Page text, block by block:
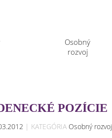
Osobný
rozvoj
POZÍCIE
| KATEGÓRIA Osobný rozvoj